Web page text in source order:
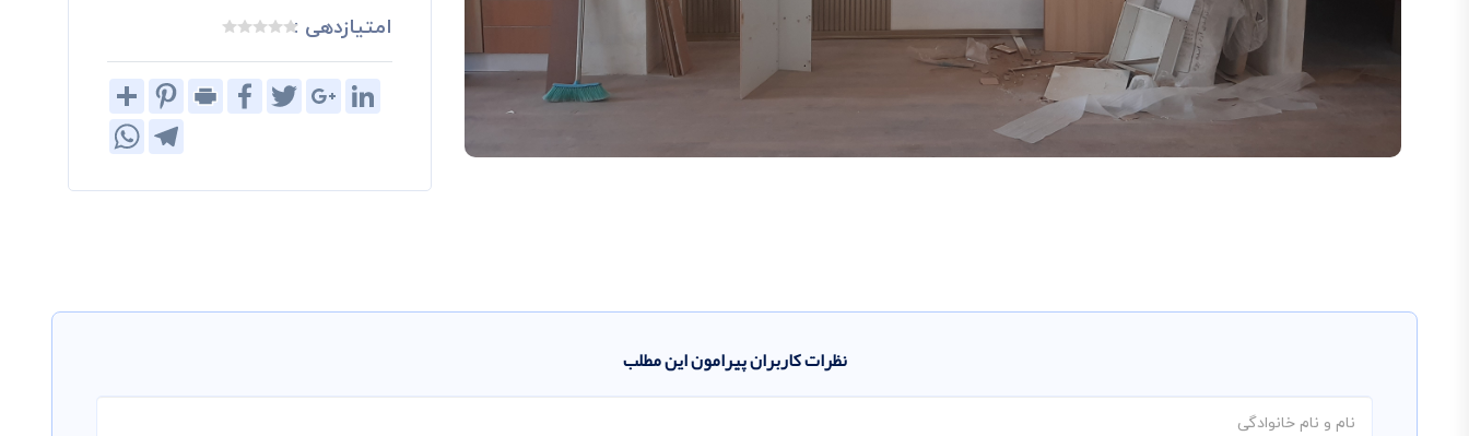
امتیازدهی :
Share
PinterestPrint
FacebookTwitterGoogle+LinkedIn
WhatsAppTelegram
نظرات کاربران پیرامون این مطلب